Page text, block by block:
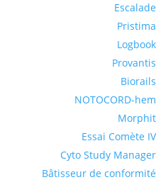
Escalade
Pristima
Logbook
Provantis
Biorails
NOTOCORD-hem
Morphit
Essai Comète IV
Cyto Study Manager
Bâtisseur de conformité